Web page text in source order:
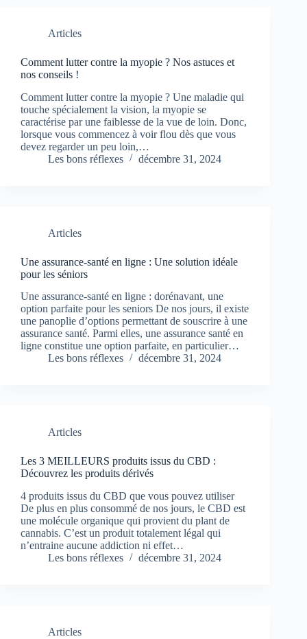
Articles
Comment lutter contre la myopie ? Nos astuces et
nos conseils !
Comment lutter contre la myopie ? Une maladie qui
touche spécialement la vision, la myopie se
caractérise par une faiblesse de la vue de loin. Donc,
lorsque vous commencez à voir flou dès que vous
devez regarder un peu loin,…
Les bons réflexes
décembre 31, 2024
Articles
Une assurance-santé en ligne : Une solution idéale
pour les séniors
Une assurance-santé en ligne : dorénavant, une
option parfaite pour les seniors De nos jours, il existe
une panoplie d’options permettant de souscrire à une
assurance santé. Parmi elles, une assurance santé en
ligne constitue une option parfaite, en particulier…
Les bons réflexes
décembre 31, 2024
Articles
Les 3 MEILLEURS produits issus du CBD :
Découvrez les produits dérivés
4 produits issus du CBD que vous pouvez utiliser
De plus en plus consommé de nos jours, le CBD est
une molécule organique qui provient du plant de
cannabis. C’est un produit totalement légal qui
n’entraine aucune addiction ni effet…
Les bons réflexes
décembre 31, 2024
Articles